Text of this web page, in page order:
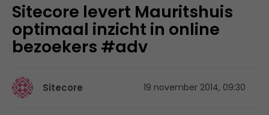
Sitecore levert Mauritshuis
optimaal inzicht in online
bezoekers #adv
Sitecore 19 november 2014, 09:30